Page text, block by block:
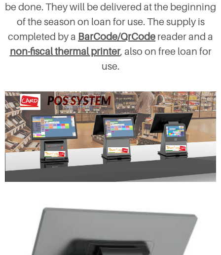
be done. They will be delivered at the beginning
of the season on loan for use. The supply is
completed by a BarCode/QrCode reader and a
non-fiscal thermal printer, also on free loan for
use.